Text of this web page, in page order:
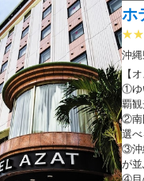
ホ
沖
【
①ゆ
覇
②南
選
③沖
が